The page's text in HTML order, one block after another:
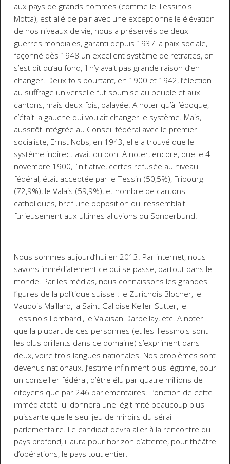
aux pays de grands hommes (comme le Tessinois
Motta), est allé de pair avec une exceptionnelle élévation
de nos niveaux de vie, nous a préservés de deux
guerres mondiales, garanti depuis 1937 la paix sociale,
façonné dès 1948 un excellent système de retraites, on
s’est dit qu’au fond, il n’y avait pas grande raison d’en
changer. Deux fois pourtant, en 1900 et 1942, l’élection
au suffrage universelle fut soumise au peuple et aux
cantons, mais deux fois, balayée. A noter qu’à l’époque,
c’était la gauche qui voulait changer le système. Mais,
aussitôt intégrée au Conseil fédéral avec le premier
socialiste, Ernst Nobs, en 1943, elle a trouvé que le
système indirect avait du bon. A noter, encore, que le 4
novembre 1900, l’initiative, certes refusée au niveau
fédéral, était acceptée par le Tessin (50,5%), Fribourg
(72,9%), le Valais (59,9%), et nombre de cantons
catholiques, bref une opposition qui ressemblait
furieusement aux ultimes alluvions du Sonderbund.
Nous sommes aujourd’hui en 2013. Par internet, nous
savons immédiatement ce qui se passe, partout dans le
monde. Par les médias, nous connaissons les grandes
figures de la politique suisse : le Zurichois Blocher, le
Vaudois Maillard, la Saint-Galloise Keller-Sutter, le
Tessinois Lombardi, le Valaisan Darbellay, etc. A noter
que la plupart de ces personnes (et les Tessinois sont
les plus brillants dans ce domaine) s’expriment dans
deux, voire trois langues nationales. Nos problèmes sont
devenus nationaux. J’estime infiniment plus légitime, pour
un conseiller fédéral, d’être élu par quatre millions de
citoyens que par 246 parlementaires. L’onction de cette
immédiateté lui donnera une légitimité beaucoup plus
puissante que le seul jeu de miroirs du sérail
parlementaire. Le candidat devra aller à la rencontre du
pays profond, il aura pour horizon d’attente, pour théâtre
d’opérations, le pays tout entier.